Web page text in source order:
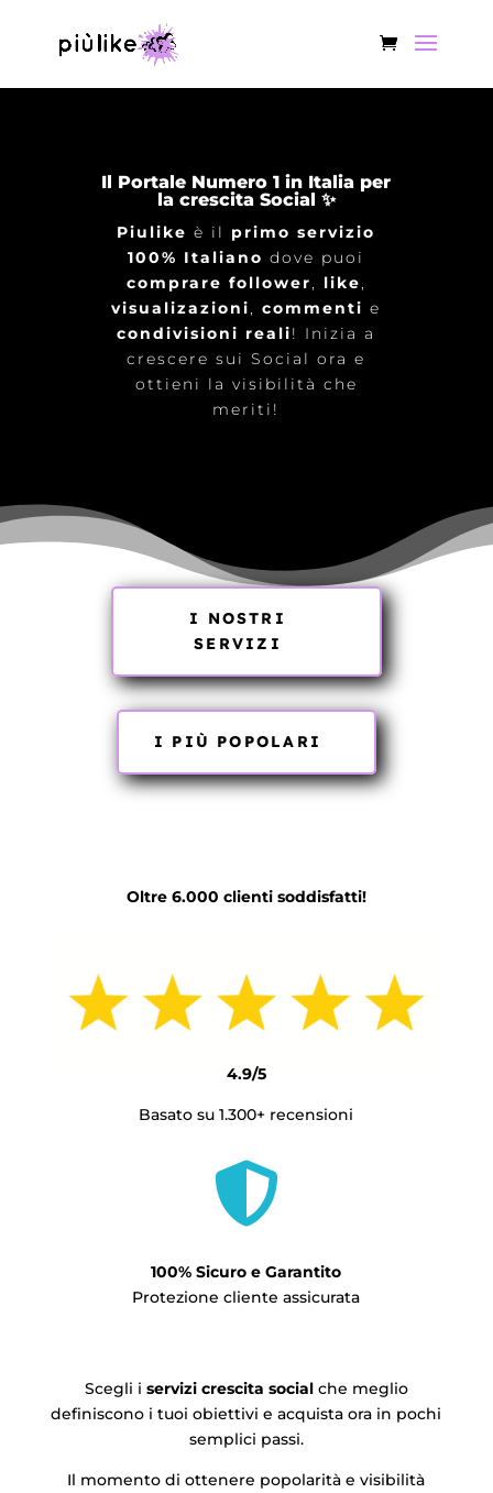
Il Portale Numero 1 in Italia per
la crescita Social ✨
Piulike è il primo servizio
100% Italiano dove puoi
comprare follower, like,
visualizazioni,commenti e
condivisioni reali! Inizia a
crescere sui Social ora e
ottieni la visibilità che
meriti!
I NOSTRI
SERVIZI
I PIÙ POPOLARI
Oltre 6.000 clienti soddisfatti!
4.9/5
Basato su 1.300+ recensioni

100% Sicuro e Garantito
Protezione cliente assicurata
Scegli i servizi crescita socialche meglio
definiscono i tuoi obiettivi e acquista ora in pochi
semplici passi.
Il momento di ottenere popolarità e visibilità